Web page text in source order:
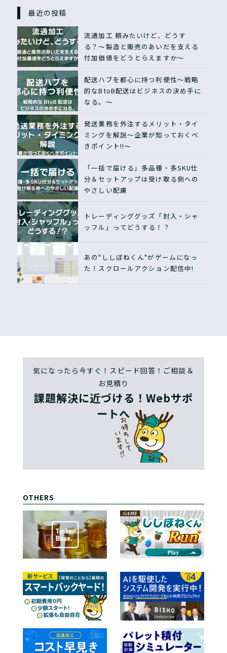
最近の投稿
流通加工 頼みたいけど、どうす
る？〜製造と販売のあいだを支える
付加価値をどうとらえますか〜
配送ハブを都心に持つ利便性〜戦略
的なBtoB配送はビジネスの決め手に
なる。〜
発送業務を外注するメリット・タイ
ミングを解説〜企業が知っておくべ
きポイント!!〜
「一括で届ける」多品種・多SKU仕
分＆セットアップは受け取る側への
やさしい配慮
トレーディンググッズ「封入・シャ
ッフル」ってどうする！？
あの"ししぼねくん"がゲームになっ
た！スクロールアクション配信中!
気になったら今すぐ！スピード回答！ご相談＆
お見積り
課題解決に近づける！Webサポ
ートへ
OTHERS